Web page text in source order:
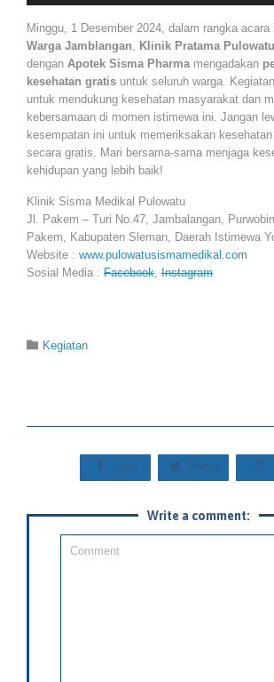
Minggu, 1 Desember 2024, dalam rangka acara
Warga Jamblangan
Klinik Pratama Pulowatu
dengan Apotek Sisma Pharma mengadakan
kesehatan gratis untuk seluruh warga.
untuk mendukung kesehatan masyarakat dan
kebersamaan di momen istimewa ini. Jangan
kesempatan ini untuk memeriksakan
secara gratis. Mari bersama-sama menjaga
kehidupan yang lebih baik!
Klinik Sisma Medikal Pulowatu
Jl. Pakem – Turi No.47, Jambalangan,
Pakem, Kabupaten Sleman, Daerah Istimewa
Website : www.pulowatusismamedikal.com
Sosial Media : Facebook, Instagram
 Category
Kegiatan
 Like  Tweet 
Write a comment: